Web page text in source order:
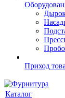
Приход
Каталог